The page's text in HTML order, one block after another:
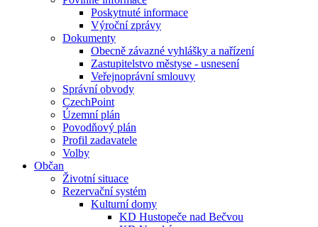
Poskytnuté informace
Výroční zprávy
Dokumenty
Obecně závazné vyhlášky a nařízení
Zastupitelstvo městyse - usnesení
Veřejnoprávní smlouvy
Správní obvody
CzechPoint
Územní plán
Povodňový plán
Profil zadavatele
Volby
Občan
Životní situace
Rezervační systém
Kulturní domy
KD Hustopeče nad Bečvou